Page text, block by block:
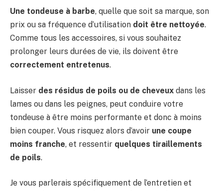
Une tondeuse à barbe, quelle que soit sa marque, son
prix ou sa fréquence d’utilisation doit être nettoyée.
Comme tous les accessoires, si vous souhaitez
prolonger leurs durées de vie, ils doivent être
correctement entretenus.
Laisser des résidus de poils ou de cheveux dans les
lames ou dans les peignes, peut conduire votre
tondeuse à être moins performante et donc à moins
bien couper. Vous risquez alors d’avoir une coupe
moins franche, et ressentir quelques tiraillements
de poils.
Je vous parlerais spécifiquement de l’entretien et